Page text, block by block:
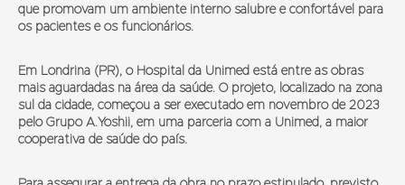
que promovam um ambiente interno salubre e confortável para
os pacientes e os funcionários.
Em Londrina (PR), o Hospital da Unimed está entre as obras
mais aguardadas na área da saúde. O projeto, localizado na zona
sul da cidade, começou a ser executado em novembro de 2023
pelo Grupo A.Yoshii, em uma parceria com a Unimed, a maior
cooperativa de saúde do país.